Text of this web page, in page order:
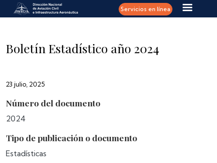
Pasar al contenido principal Servicios en línea
Boletín Estadístico año 2024
23 julio, 2025
Número del documento
2024
Tipo de publicación o documento
Estadísticas